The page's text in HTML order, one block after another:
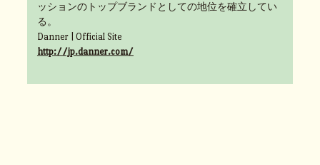
ッションのトップブランドとしての地位を確立してい
る。
Danner | Official Site
http://jp.danner.com/